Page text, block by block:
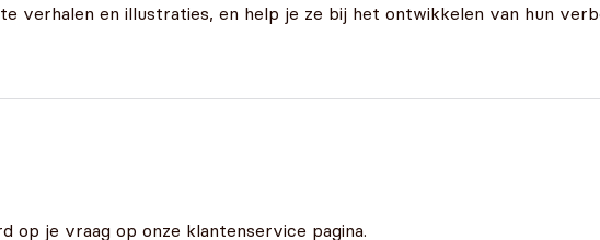
verhalen en illustraties, en help je ze bij het ontwikkelen van hun
op je vraag op onze klantenservice pagina.